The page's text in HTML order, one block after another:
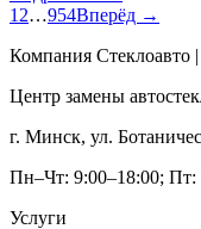
1 2…954Вперёд →
Компания Стеклоавто
Центр замены
г. Минск, ул.
Пн–Чт: 9:00–18:00;
Услуги